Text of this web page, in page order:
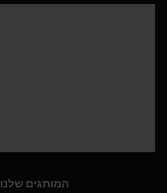
המותגים שלנו